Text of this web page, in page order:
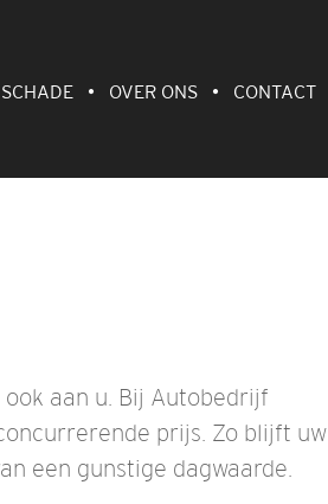
SCHADE OVER ONS CONTACT
aan u. Bij Autobedrijf
prijs. Zo blijft uw
een gunstige dagwaarde.